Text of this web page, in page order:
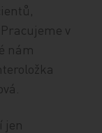
v
nám
jen